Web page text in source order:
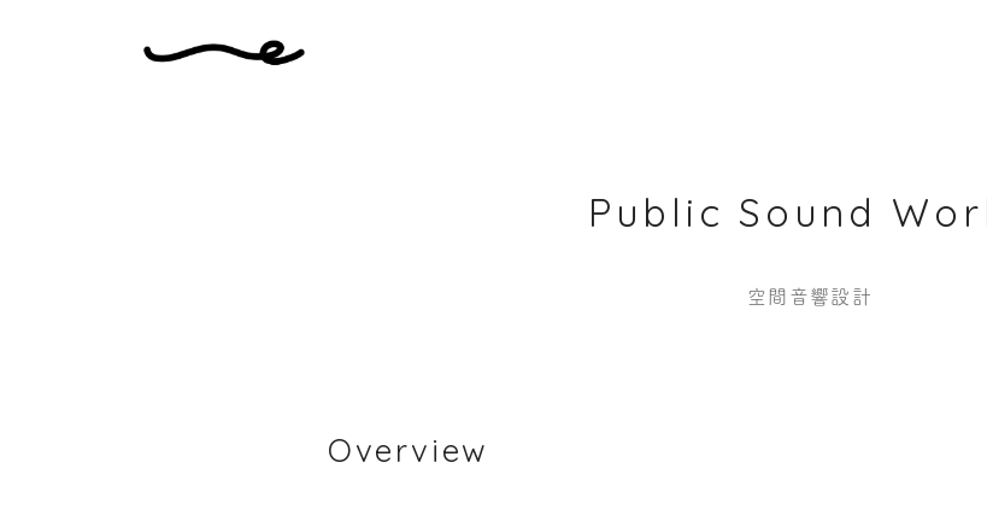
Public Sound
空間音響設計
Overview